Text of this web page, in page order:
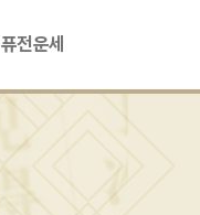
퓨전운세